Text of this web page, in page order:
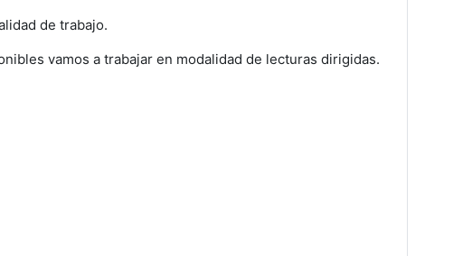
de trabajo.
vamos a trabajar en modalidad de lecturas dirigidas.